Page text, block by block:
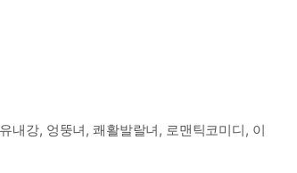
내강, 엉뚱녀, 쾌활발랄녀, 로맨틱코미디, 이